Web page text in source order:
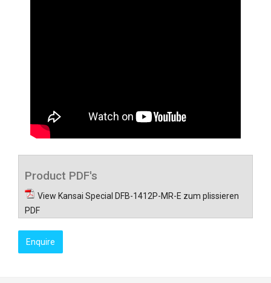
Product PDF's
View Kansai Special DFB-1412P-MR-E zum plissieren
PDF
Enquire